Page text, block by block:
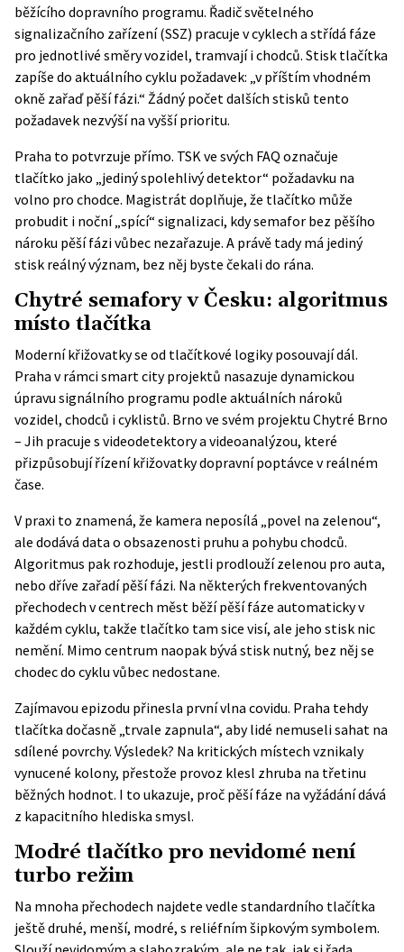
běžícího dopravního programu. Řadič světelného
signalizačního zařízení (SSZ) pracuje v cyklech a střídá fáze
pro jednotlivé směry vozidel, tramvají i chodců. Stisk tlačítka
zapíše do aktuálního cyklu požadavek: „v příštím vhodném
okně zařaď pěší fázi.“ Žádný počet dalších stisků tento
požadavek nezvýší na vyšší prioritu.
Praha to potvrzuje přímo. TSKve svých FAQ označuje
tlačítko jako „jediný spolehlivý detektor“ požadavku na
volno pro chodce. Magistrát doplňuje, že tlačítko může
probudit i noční „spící“ signalizaci, kdy semafor bez pěšího
nároku pěší fázi vůbec nezařazuje. A právě tady má jediný
stisk reálný význam, bez něj byste čekali do rána.
Chytré semafory v Česku: algoritmus
místo tlačítka
Moderní křižovatky se od tlačítkové logiky posouvají dál.
Praha v rámci smart city projektů nasazuje dynamickou
úpravu signálního programu podle aktuálních nároků
vozidel, chodců i cyklistů. Brno ve svém projektu Chytré Brno
– Jih pracuje s videodetektory a videoanalýzou, které
přizpůsobují řízení křižovatky dopravní poptávce v reálném
čase.
V praxi to znamená, že kamera neposílá „povel na zelenou“,
ale dodává data o obsazenosti pruhu a pohybu chodců.
Algoritmus pak rozhoduje, jestli prodlouží zelenou pro auta,
nebo dříve zařadí pěší fázi. Na některých frekventovaných
přechodech v centrech měst běží pěší fáze automaticky v
každém cyklu, takže tlačítko tam sice visí, ale jeho stisk nic
nemění. Mimo centrum naopak bývá stisk nutný, bez něj se
chodec do cyklu vůbec nedostane.
Zajímavou epizodu přinesla první vlna covidu. Praha tehdy
tlačítka dočasně „trvale zapnula“, aby lidé nemuseli sahat na
sdílené povrchy. Výsledek? Na kritických místech vznikaly
vynucené kolony, přestože provoz klesl zhruba na třetinu
běžných hodnot. I to ukazuje, proč pěší fáze na vyžádání dává
z kapacitního hlediska smysl.
Modré tlačítko pro nevidomé není
turbo režim
Na mnoha přechodech najdete vedle standardního tlačítka
ještě druhé, menší, modré, s reliéfním šipkovým symbolem.